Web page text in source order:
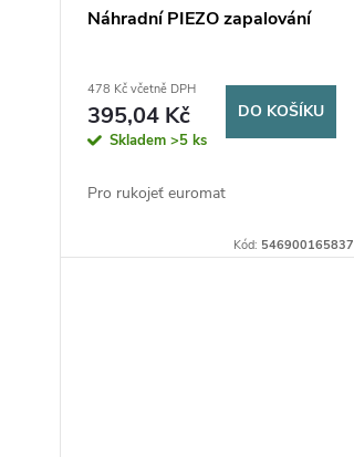
ů
u
Náhradní PIEZO zapalování
478 Kč včetně DPH
395,04 Kč
Skladem >5 ks
DO KOŠÍKU
Pro rukojeť euromat
Kód: 546900165837